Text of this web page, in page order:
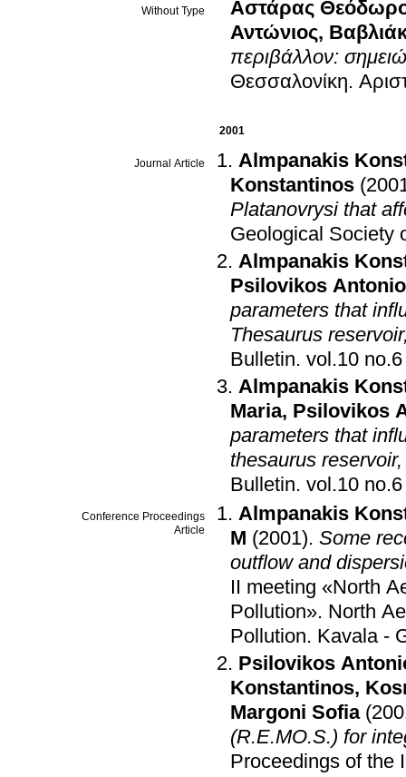
Without Type
Αστάρας
Αντώνιος,
περιβάλλον:
Θεσσαλονίκη.
2001
Journal Article
Almpanakis
Konstantinos
Platanovrysi that
Geological Society
Almpanakis
Psilovikos
parameters that
Thesaurus
Bulletin.
Almpanakis
Maria, Psilovikos
parameters that
thesaurus
Bulletin.
Conference Proceedings
Article
Almpanakis
M (2001). Some
outflow and
II meeting «North
Pollution». North
Pollution. Kavala -
Psilovikos
Konstantinos,
Margoni Sofia
(R.E.MO.S.) for
Proceedings of the